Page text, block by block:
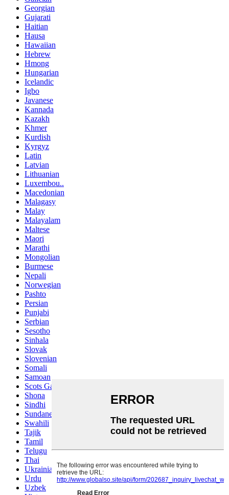
Georgian
Gujarati
Haitian
Hausa
Hawaiian
Hebrew
Hmong
Hungarian
Icelandic
Igbo
Javanese
Kannada
Kazakh
Khmer
Kurdish
Kyrgyz
Latin
Latvian
Lithuanian
Luxembou..
Macedonian
Malagasy
Malay
Malayalam
Maltese
Maori
Marathi
Mongolian
Burmese
Nepali
Norwegian
Pashto
Persian
Punjabi
Serbian
Sesotho
Sinhala
Slovak
Slovenian
Somali
Samoan
Scots Gaelic
Shona
Sindhi
Sundanese
Swahili
Tajik
Tamil
Telugu
Thai
Ukrainian
Urdu
Uzbek